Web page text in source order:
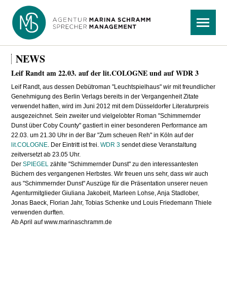
Navigation
überspringen
NEWS
Leif Randt am 22.03. auf der lit.COLOGNE und auf WDR 3
Leif Randt, aus dessen Debütroman "Leuchtspielhaus" wir mit freundlicher
Genehmigung des Berlin Verlags bereits in der Vergangenheit Zitate
verwendet hatten, wird im Juni 2012 mit dem Düsseldorfer Literaturpreis
ausgezeichnet. Sein zweiter und vielgelobter Roman "Schimmernder
Dunst über Coby County" gastiert in einer besonderen Performance am
22.03. um 21.30 Uhr in der Bar "Zum scheuen Reh" in Köln auf der
lit.COLOGNE . Der Eintritt ist frei.WDR 3sendet diese Veranstaltung
zeitversetzt ab 23.05 Uhr.
DerSPIEGEL zählte "Schimmernder Dunst" zu den interessantesten
Büchern des vergangenen Herbstes. Wir freuen uns sehr, dass wir auch
aus "Schimmernder Dunst" Auszüge für die Präsentation unserer neuen
Agenturmitglieder Giuliana Jakobeit, Marleen Lohse, Anja Stadlober,
Jonas Baeck, Florian Jahr, Tobias Schenke und Louis Friedemann Thiele
verwenden durften.
Ab April auf www.marinaschramm.de